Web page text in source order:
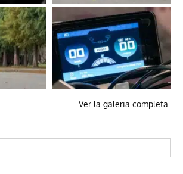
Ver la galeria completa